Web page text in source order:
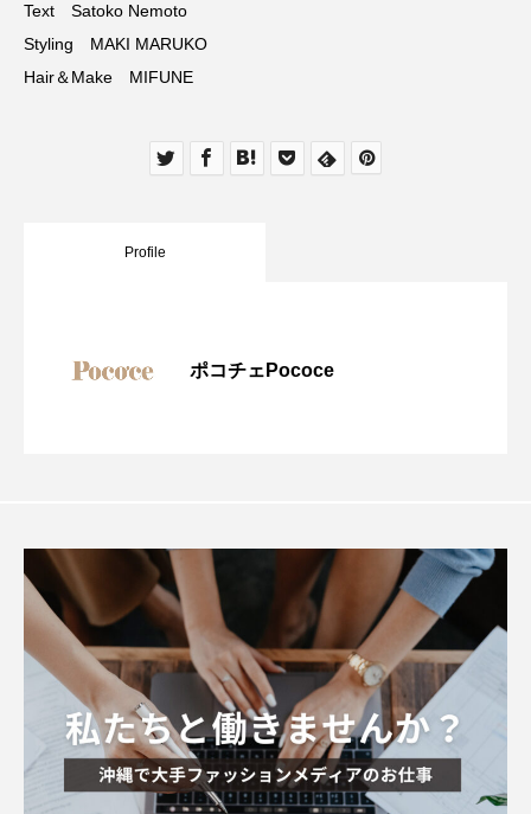
Text Satoko Nemoto
Styling MAKI MARUKO
Hair＆Make MIFUNE
Profile
ポコチェPococe